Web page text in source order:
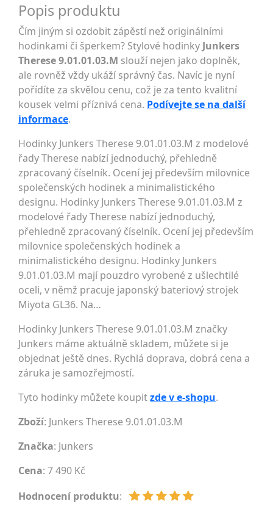
Popis produktu
Čím jiným si ozdobit zápěstí než originálními
hodinkami či šperkem? Stylové hodinky Junkers
Therese 9.01.01.03.M slouží nejen jako doplněk,
ale rovněž vždy ukáží správný čas. Navíc je nyní
pořídíte za skvělou cenu, což je za tento kvalitní
kousek velmi příznivá cena. Podívejte se na další
informace.
Hodinky Junkers Therese 9.01.01.03.M z modelové
řady Therese nabízí jednoduchý, přehledně
zpracovaný číselník. Ocení jej především milovnice
společenských hodinek a minimalistického
designu. Hodinky Junkers Therese 9.01.01.03.M z
modelové řady Therese nabízí jednoduchý,
přehledně zpracovaný číselník. Ocení jej především
milovnice společenských hodinek a
minimalistického designu. Hodinky Junkers
9.01.01.03.M mají pouzdro vyrobené z ušlechtilé
oceli, v němž pracuje japonský bateriový strojek
Miyota GL36. Na…
Hodinky Junkers Therese 9.01.01.03.M značky
Junkers máme aktuálně skladem, můžete si je
objednat ještě dnes. Rychlá doprava, dobrá cena a
záruka je samozřejmostí.
Tyto hodinky můžete koupitzde v e-shopu.
Zboží: Junkers Therese 9.01.01.03.M
Značka: Junkers
Cena: 7 490 Kč
Hodnocení produktu: